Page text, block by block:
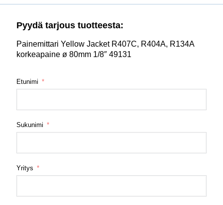
Pyydä tarjous tuotteesta:
Painemittari Yellow Jacket R407C, R404A, R134A
korkeapaine ø 80mm 1/8″ 49131
Etunimi
Sukunimi
Yritys